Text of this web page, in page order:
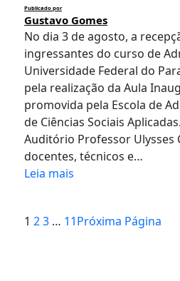
Publicado por
Gustavo Gomes
No dia 3 de agosto, a
ingressantes do curso de
Universidade Federal do
pela realização da Aula
promovida pela Escola de
de Ciências Sociais
Auditório Professor Ulysses
docentes, técnicos e…
Leia mais
1 23 … 11Próxima Página